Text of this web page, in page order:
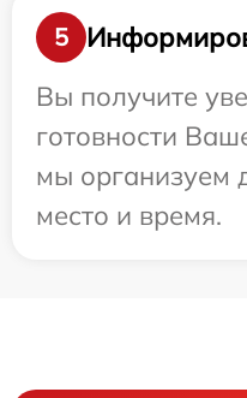
5
Вы получите
готовности
мы организуем
место и время.